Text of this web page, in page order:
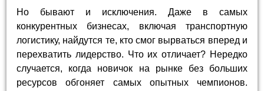
Но бывают и исключения. Даже в самых
конкурентных бизнесах, включая транспортную
логистику, найдутся те, кто смог вырваться вперед и
перехватить лидерство. Что их отличает? Нередко
случается, когда новичок на рынке без больших
ресурсов обгоняет самых опытных чемпионов.